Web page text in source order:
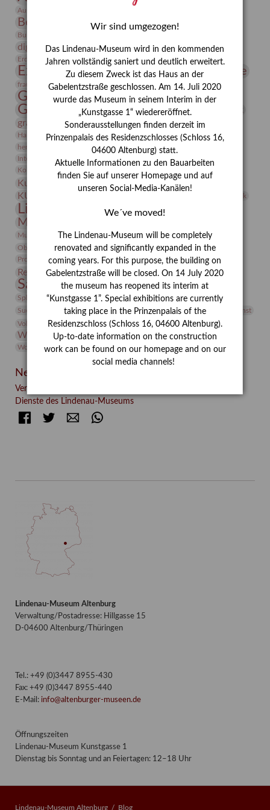
Ausstellung „Vier Winde“
Bernhard August von Lindenau
Burg Posterstein
digitallabor Entartete Kunst
Enteignung
Erdmann Julius Dietrich
Erlebnisportal estrusker Exlibris
Expressionismus Festrede Florenz Fotografie
frauen Frauen in der Antike und heute
Gerhard-Altenbourg-Preis
Gerhard Altenbourg
Gerhard Kurt Müller
grafische sammlung griechische Mythologie
Hanns-Conon von der Gabelentz Heinrich Kirchhoff Heldinnen
herman de vries Humboldt
Insekten
Integriertes Schädlingsmanagement
Jahresempfang
Kolosseum
Kunst
Kunstmuseum Kunstvermittlung Kunst von Kühl
KUNSTWAND Künstler Lehmbruck
Lindenau-Museum Marstall
Museumsgeschichte
Museumspädagogik Mäzen Napoleon Natur
Neue Remise
Objekt im Fokus
Paul Klee Peter Schnürpel Phelloplastik
Pohlhof
Provenienz
Provenienzforschung
Restaurierung Restitution Rudi Lesser Ruth Wolf-Rehfeld
Sammlung Samstagszeichner Skulptur
Sonderausstellung
Sphinx
studio Studio Bildende Kunst
studioDIGITAL
Suermondt-Ludwig-Museum
Vermittlung Video
Videokunst
Volontariat
Walter Rheiner Weihnachten Werefkin
Werkbetrachtung Winter Wissenschaft
Wolf and Dog
Wolf und Hund
Zirkuswoche
Neueste Beiträge
Verschenkt, verkauft, vergessen? – Kunstdetektivinnen im
Dienste des Lindenau-Museums
FacebookTwitter E-mail
Lindenau-Museum Altenburg
Verwaltung/Postadresse: Hillgasse 15
D-04600 Altenburg/Thüringen
Tel.: +49 (0)3447 8955-430
Fax: +49 (0)3447 8955-440
E-Mail: info@altenburger-museen.de
Öffnungszeiten
Lindenau-Museum Kunstgasse 1
Dienstag bis Sonntag und an Feiertagen: 12–18 Uhr
Lindenau-Museum Altenburg Blog
Wir sind umgezogen!
Das Lindenau-Museum wird in den kommenden
Jahren vollständig saniert und deutlich erweitert.
Zu diesem Zweck ist das Haus an der
Gabelentzstraße geschlossen. Am 14. Juli 2020
wurde das Museum in seinem Interim in der
„Kunstgasse 1“ wiedereröffnet.
Sonderausstellungen finden derzeit im
Prinzenpalais des Residenzschlosses (Schloss 16,
04600 Altenburg) statt.
Aktuelle Informationen zu den Bauarbeiten
finden Sie auf unserer Homepage und auf
unseren Social-Media-Kanälen!
We´ve moved!
The Lindenau-Museum will be completely
renovated and significantly expanded in the
coming years. For this purpose, the building on
Gabelentzstraße will be closed. On 14 July 2020
the museum has reopened its interim at
“Kunstgasse 1”. Special exhibitions are currently
taking place in the Prinzenpalais of the
Residenzschloss (Schloss 16, 04600 Altenburg).
Up-to-date information on the construction
work can be found on our homepage and on our
social media channels!